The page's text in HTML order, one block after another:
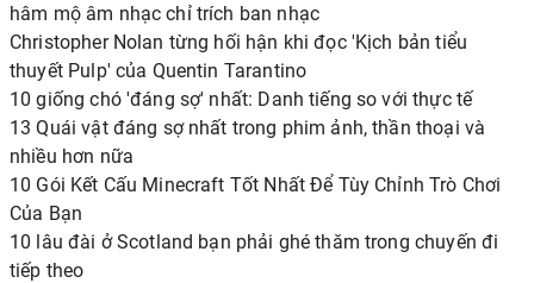
hâm mộ âm nhạc chỉ trích ban nhạc
Christopher Nolan từng hối hận khi đọc 'Kịch bản tiểu
thuyết Pulp' của Quentin Tarantino
10 giống chó 'đáng sợ' nhất: Danh tiếng so với thực tế
13 Quái vật đáng sợ nhất trong phim ảnh, thần thoại và
nhiều hơn nữa
10 Gói Kết Cấu Minecraft Tốt Nhất Để Tùy Chỉnh Trò Chơi
Của Bạn
10 lâu đài ở Scotland bạn phải ghé thăm trong chuyến đi
tiếp theo